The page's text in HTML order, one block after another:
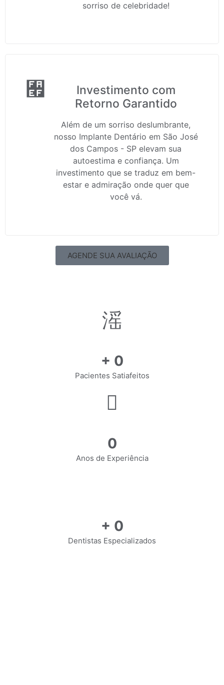
sorriso de celebridade!
Investimento com
Retorno Garantido
Além de um sorriso deslumbrante,
nosso Implante Dentário em São José
dos Campos - SP elevam sua
autoestima e confiança. Um
investimento que se traduz em bem-
estar e admiração onde quer que
você vá.
AGENDE SUA AVALIAÇÃO
+ 0
Pacientes Satiafeitos
0
Anos de Experiência
+ 0
Dentistas Especializados